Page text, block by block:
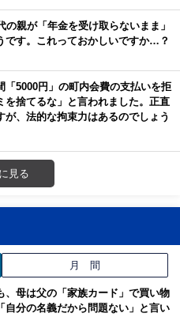
の親が「年金を受け取らないまま」
です。これっておかしいですか…？
「5000円」の町内会費の支払いを拒
を捨てるな」と言われました。正直
が、法的な拘束力はあるのでしょう
見る
月 間
、母は父の「家族カード」で買い物
自分の名義だから問題ない」と言い